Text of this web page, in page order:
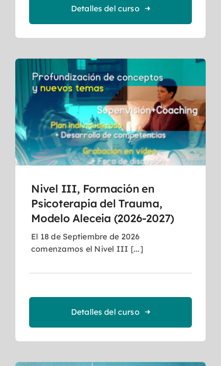
Detalles del curso
Nivel III, Formación en
Psicoterapia del Trauma,
Modelo Aleceia (2026-2027)
El 18 de Septiembre de 2026
comenzamos el Nivel III [...]
Detalles del curso